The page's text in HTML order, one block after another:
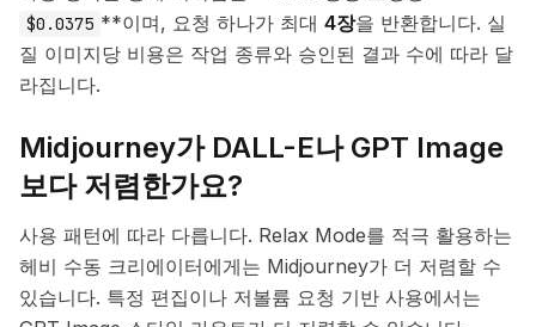
$0.0375 **이며, 요청 하나가 최대 4장을 반환합니다. 실
질 이미지당 비용은 작업 종류와 승인된 결과 수에 따라 달
라집니다.
Midjourney가 DALL-E나 GPT Image
보다 저렴한가요?
사용 패턴에 따라 다릅니다. Relax Mode를 적극 활용하는
헤비 수동 크리에이터에게는 Midjourney가 더 저렴할 수
있습니다. 특정 편집이나 저볼륨 요청 기반 사용에서는